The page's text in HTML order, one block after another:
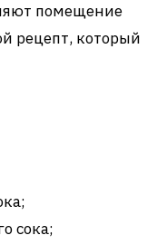
помещение
рецепт, который
сока;